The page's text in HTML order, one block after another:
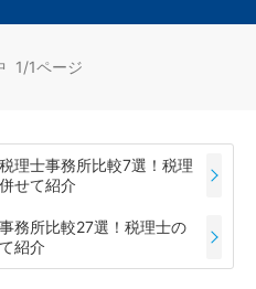
1/1ページ
理士事務所比較7選！税理
せて紹介
務所比較27選！税理士の
紹介